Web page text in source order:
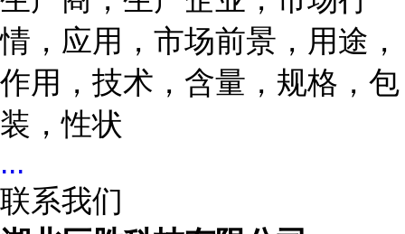
情，应用，市场前景，用途，
作用，技术，含量，规格，包
装，性状
...
联系我们